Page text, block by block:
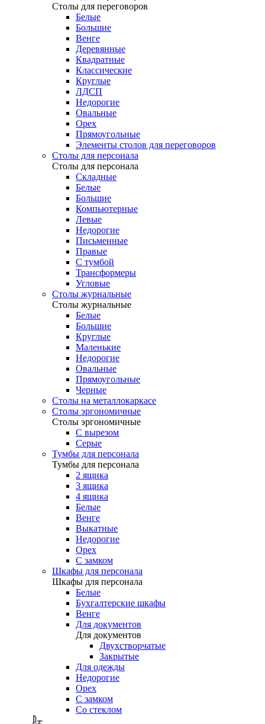
Столы для переговоров
Белые
Большие
Венге
Деревянные
Квадратные
Классические
Круглые
ЛДСП
Недорогие
Овальные
Орех
Прямоугольные
Элементы столов для переговоров
Столы для персонала
Столы для персонала
Cкладные
Белые
Большие
Компьютерные
Левые
Недорогие
Письменные
Правые
С тумбой
Трансформеры
Угловые
Столы журнальные
Столы журнальные
Белые
Большие
Круглые
Маленькие
Недорогие
Овальные
Прямоугольные
Черные
Столы на металлокаркасе
Столы эргономичные
Столы эргономичные
С вырезом
Серые
Тумбы для персонала
Тумбы для персонала
2 ящика
3 ящика
4 ящика
Белые
Венге
Выкатные
Недорогие
Орех
С замком
Шкафы для персонала
Шкафы для персонала
Белые
Бухгалтерские шкафы
Венге
Для документов
Для документов
Двухстворчатые
Закрытые
Для одежды
Недорогие
Орех
С замком
Со стеклом